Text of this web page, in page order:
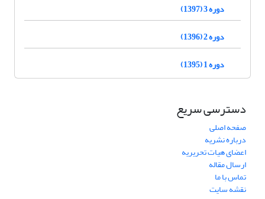
دوره 3 (1397)
دوره 2 (1396)
دوره 1 (1395)
دسترسی سریع
صفحه اصلی
درباره نشریه
اعضای هیات تحریریه
ارسال مقاله
تماس با ما
نقشه سایت